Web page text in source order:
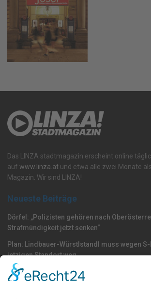
Das LINZA stadtmagazin erscheint online
auf www.linza.at und etwa alle zwei Monate
Magazin. Wir sind LINZA!
Neueste Beiträge
Dörfel: „Polizisten gehören nach
Strafmündigkeit jetzt senken“
Plan: Lindbauer-Würstlstandl muss wegen
jetzigen Standort weg
Mehr Sauna als Klimaanlage: Luftkühler